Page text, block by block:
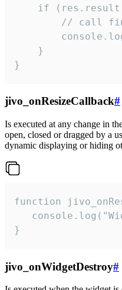
if
// call
    }
}
jivo_onResizeCallback#
Is executed at any change in
open, closed or dragged by a
dynamic displaying or hiding
function
}
jivo_onWidgetDestroy#